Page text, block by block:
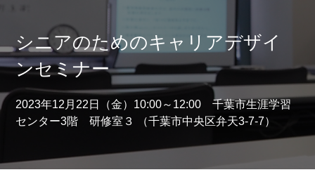
シニアのためのキャリアデザイ
ンセミナー
2023年12月22日（金）10:00～12:00 千葉市生涯学習
センター3階 研修室３ （千葉市中央区弁天3-7-7）